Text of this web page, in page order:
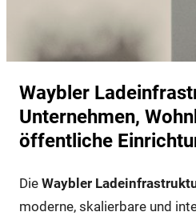
Waybler
Unternehmen,
öffentliche
Die Waybler
moderne, skalierbare und